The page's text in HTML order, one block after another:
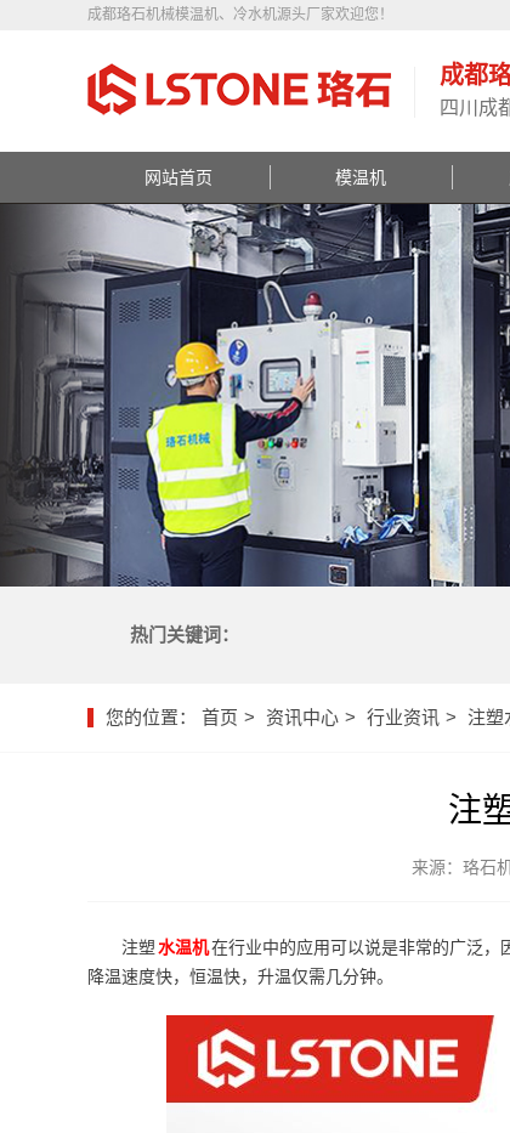
成都珞石机械模温机、冷水机源头厂家欢迎您！
成都
四川成
网站首页 模温机
热门关键词：
您的位置： 首页 资讯中心 行业资讯 注塑
注
来源：珞石
注塑 水温机在行业中的应用可以说是非常的广泛，
降温速度快，恒温快，升温仅需几分钟。